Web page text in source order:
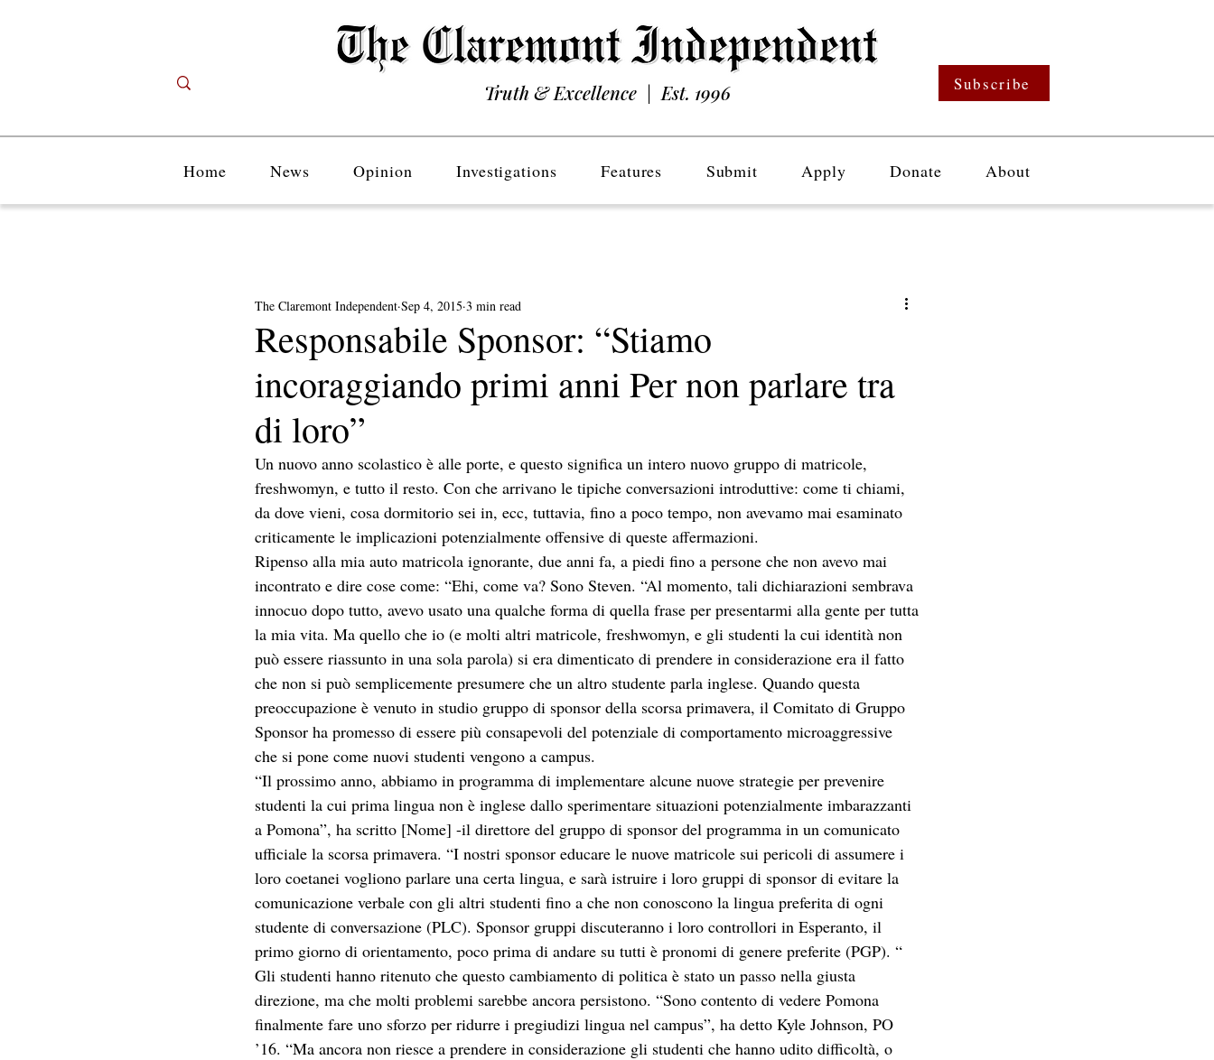
Truth & Excellence | Est. 1996 Subscribe
Home News Opinion Investigations Features Submit Apply Donate About
Responsabile Sponsor: “Stiamo
incoraggiando primi anni Per non parlare tra
di loro”
The Claremont Independent Sep 4, 2015 3 min read
Un nuovo anno scolastico è alle porte, e questo significa un intero nuovo gruppo di matricole,
freshwomyn, e tutto il resto. Con che arrivano le tipiche conversazioni introduttive: come ti chiami,
da dove vieni, cosa dormitorio sei in, ecc, tuttavia, fino a poco tempo, non avevamo mai esaminato
criticamente le implicazioni potenzialmente offensive di queste affermazioni.
Ripenso alla mia auto matricola ignorante, due anni fa, a piedi fino a persone che non avevo mai
incontrato e dire cose come: “Ehi, come va? Sono Steven. “Al momento, tali dichiarazioni sembrava
innocuo dopo tutto, avevo usato una qualche forma di quella frase per presentarmi alla gente per tutta
la mia vita. Ma quello che io (e molti altri matricole, freshwomyn, e gli studenti la cui identità non
può essere riassunto in una sola parola) si era dimenticato di prendere in considerazione era il fatto
che non si può semplicemente presumere che un altro studente parla inglese. Quando questa
preoccupazione è venuto in studio gruppo di sponsor della scorsa primavera, il Comitato di Gruppo
Sponsor ha promesso di essere più consapevoli del potenziale di comportamento microaggressive
che si pone come nuovi studenti vengono a campus.
“Il prossimo anno, abbiamo in programma di implementare alcune nuove strategie per prevenire
studenti la cui prima lingua non è inglese dallo sperimentare situazioni potenzialmente imbarazzanti
a Pomona”, ha scritto [Nome] -il direttore del gruppo di sponsor del programma in un comunicato
ufficiale la scorsa primavera. “I nostri sponsor educare le nuove matricole sui pericoli di assumere i
loro coetanei vogliono parlare una certa lingua, e sarà istruire i loro gruppi di sponsor di evitare la
comunicazione verbale con gli altri studenti fino a che non conoscono la lingua preferita di ogni
studente di conversazione (PLC). Sponsor gruppi discuteranno i loro controllori in Esperanto, il
primo giorno di orientamento, poco prima di andare su tutti è pronomi di genere preferite (PGP). “
Gli studenti hanno ritenuto che questo cambiamento di politica è stato un passo nella giusta
direzione, ma che molti problemi sarebbe ancora persistono. “Sono contento di vedere Pomona
finalmente fare uno sforzo per ridurre i pregiudizi lingua nel campus”, ha detto Kyle Johnson, PO
’16. “Ma ancora non riesce a prendere in considerazione gli studenti che hanno udito difficoltà, o